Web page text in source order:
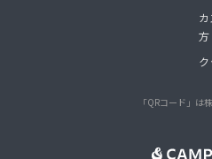
方
「QRコード」は